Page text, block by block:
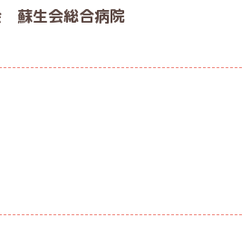
蘇生会総合病院